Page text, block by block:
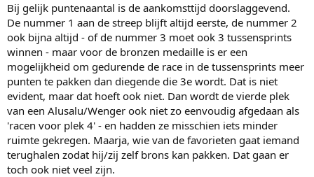
niet eens willen doen? Of Leenstra?
Geert Kuiper
Paar foutjes gemaakt en komt wat onzeker over. Ik zou een nieuwe
weg inslaan. Waarom niet iemand als Veldkamp? Johan de Wit zou
nog beter zijn, maar die gaat dat niet doen, denk ik. Daarnaast moet
er heel nadrukkelijk een rol zijn voor een data-analist. Maar wel
iemand die ook iets van schaatsen snapt.
Bij gelijk puntenaantal is de aankomsttijd doorslaggevend.
De nummer 1 aan de streep blijft altijd eerste, de nummer 2
ook bijna altijd - of de nummer 3 moet ook 3 tussensprints
winnen - maar voor de bronzen medaille is er een
mogelijkheid om gedurende de race in de tussensprints meer
punten te pakken dan diegende die 3e wordt. Dat is niet
evident, maar dat hoeft ook niet. Dan wordt de vierde plek
van een Alusalu/Wenger ook niet zo eenvoudig afgedaan als
'racen voor plek 4' - en hadden ze misschien iets minder
ruimte gekregen. Maarja, wie van de favorieten gaat iemand
terughalen zodat hij/zij zelf brons kan pakken. Dat gaan er
toch ook niet veel zijn.